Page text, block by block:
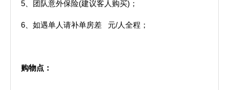
5、团队意外保险(建议客人购买)；
6、如遇单人请补单房差 元/人全程；
购物点：